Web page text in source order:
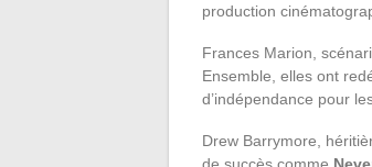
production
Frances Marion,
Ensemble, elles ont
d’indépendance pour
Drew Barrymore,
de succès comme